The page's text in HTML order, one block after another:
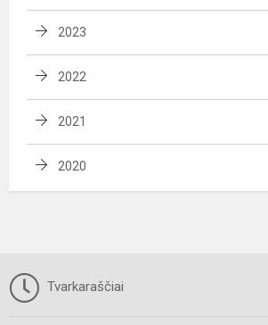
2023
2022
2021
2020
Tvarkaraščiai